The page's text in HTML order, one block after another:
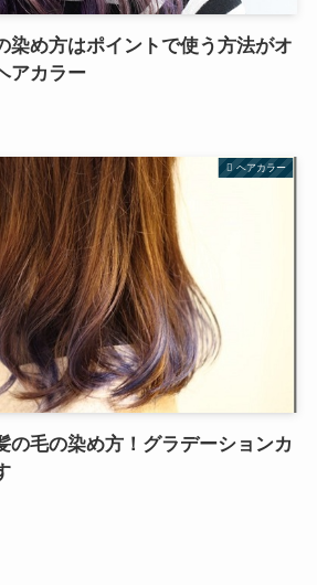
染め方はポイントで使う方法がオ
アカラー
ヘアカラー
の毛の染め方！グラデーションカ